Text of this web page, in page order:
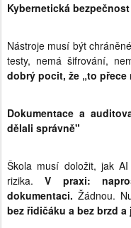
Kybernetická
Nástroje musí být
testy, nemá šifrování,
dobrý pocit, že „to přece
Dokumentace a
dělali správně"
Škola musí doložit, jak
rizika.
V praxi:
dokumentaci. Žádnou.
bez řidičáku a bez brzd